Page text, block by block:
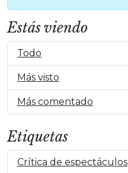
Estás viendo
Todo
Más visto
Más comentado
Etiquetas
Crítica de espectáculos